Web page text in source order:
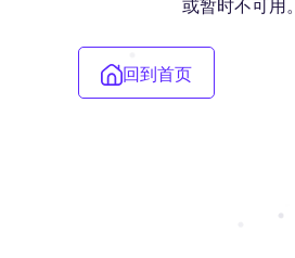
或暂时不可用。
回到首页